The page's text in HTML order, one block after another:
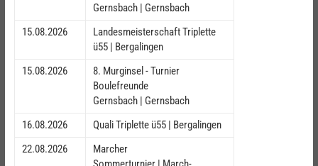
Gernsbach | Gernsbach
15.08.2026
Landesmeisterschaft Triplette
ü55 | Bergalingen
15.08.2026
8. Murginsel - Turnier
Boulefreunde
Gernsbach | Gernsbach
16.08.2026
Quali Triplette ü55 | Bergalingen
22.08.2026
Marcher